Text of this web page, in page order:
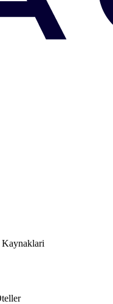
Kaynaklari